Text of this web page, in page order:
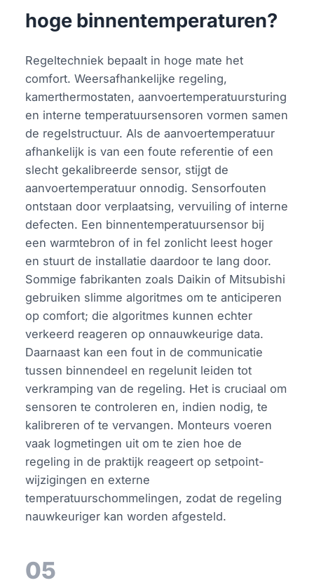
hoge binnentemperaturen?
Regeltechniek bepaalt in hoge mate het
comfort. Weersafhankelijke regeling,
kamerthermostaten, aanvoertemperatuursturing
en interne temperatuursensoren vormen samen
de regelstructuur. Als de aanvoertemperatuur
afhankelijk is van een foute referentie of een
slecht gekalibreerde sensor, stijgt de
aanvoertemperatuur onnodig. Sensorfouten
ontstaan door verplaatsing, vervuiling of interne
defecten. Een binnentemperatuursensor bij
een warmtebron of in fel zonlicht leest hoger
en stuurt de installatie daardoor te lang door.
Sommige fabrikanten zoals Daikin of Mitsubishi
gebruiken slimme algoritmes om te anticiperen
op comfort; die algoritmes kunnen echter
verkeerd reageren op onnauwkeurige data.
Daarnaast kan een fout in de communicatie
tussen binnendeel en regelunit leiden tot
verkramping van de regeling. Het is cruciaal om
sensoren te controleren en, indien nodig, te
kalibreren of te vervangen. Monteurs voeren
vaak logmetingen uit om te zien hoe de
regeling in de praktijk reageert op setpoint-
wijzigingen en externe
temperatuurschommelingen, zodat de regeling
nauwkeuriger kan worden afgesteld.
05